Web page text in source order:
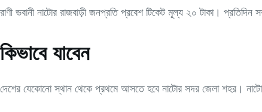
রাণী ভবানী নাটোর রাজবাড়ী জনপ্রতি প্রবেশ টিকেট মূল্য ২০ টাকা। প্রতিদিন
কিভাবে যাবেন
দেশের যেকোনো স্থান থেকে প্রথমে আসতে হবে নাটোর সদর জেলা শহর।